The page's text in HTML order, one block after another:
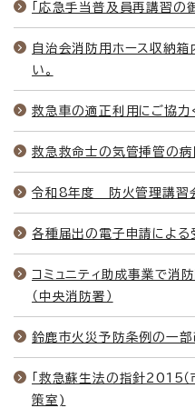
「応急手当普及員再講習の
自治会消防用ホース収納
い。
救急車の適正利用にご協力
救急救命士の気管挿管の病
令和8年度 防火管理講習
各種届出の電子申請による
コミュニティ助成事業で消
（中央消防署）
鈴鹿市火災予防条例の一部
「救急蘇生法の指針2015
策室)